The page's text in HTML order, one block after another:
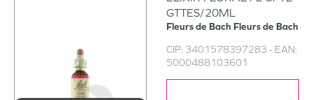
GTTES/20ML
Fleurs de Bach Fleurs de Bach
CIP: 3401578397283 - EAN:
5000488103601